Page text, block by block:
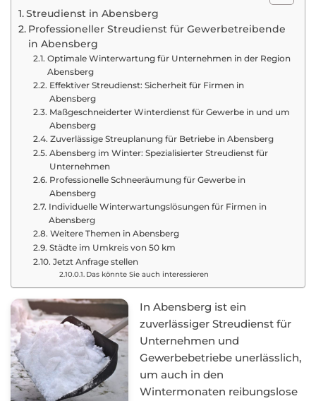
Streudienst in Abensberg
Professioneller Streudienst für Gewerbetreibende
in Abensberg
Optimale Winterwartung für Unternehmen in der Region
Abensberg
Effektiver Streudienst: Sicherheit für Firmen in
Abensberg
Maßgeschneiderter Winterdienst für Gewerbe in und um
Abensberg
Zuverlässige Streuplanung für Betriebe in Abensberg
Abensberg im Winter: Spezialisierter Streudienst für
Unternehmen
Professionelle Schneeräumung für Gewerbe in
Abensberg
Individuelle Winterwartungslösungen für Firmen in
Abensberg
Weitere Themen in Abensberg
Städte im Umkreis von 50 km
Jetzt Anfrage stellen
Das könnte Sie auch interessieren
In Abensberg ist ein
zuverlässiger Streudienst für
Unternehmen und
Gewerbebetriebe unerlässlich,
um auch in den
Wintermonaten reibungslose